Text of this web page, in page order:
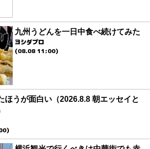
九州うどんを一日中食べ続けてみた
ヨシダプロ
(08.08 11:00)
ほうが面白い（2026.8.8 朝エッセイと